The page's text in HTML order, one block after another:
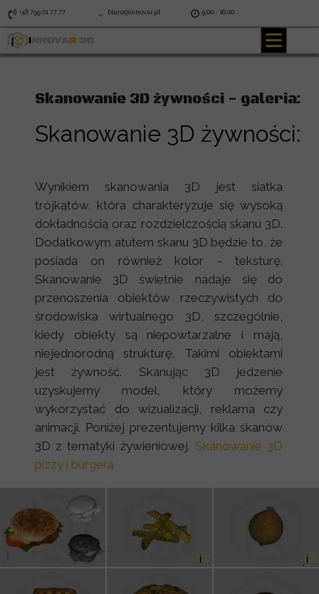
Wynikiem skanowania 3D jest siatka
trójkątów, która charakteryzuje się wysoką
dokładnością oraz rozdzielczością skanu 3D.
Dodatkowym atutem skanu 3D będzie to, że
posiada on również kolor - teksturę.
Skanowanie 3D świetnie nadaje się do
przenoszenia obiektów rzeczywistych do
środowiska wirtualnego 3D, szczególnie,
kiedy obiekty są niepowtarzalne i mają,
niejednorodną strukturę. Takimi obiektami
jest żywność. Skanując 3D jedzenie
uzyskujemy model, który możemy
wykorzystać do wizualizacji, reklama czy
animacji. Poniżej prezentujemy kilka skanów
3D z tematyki żywieniowej. Skanowanie 3D
pizzy i burgera
Skanowanie 3D żywności:
Skanowanie 3D żywności - galeria:
+48 799 01 77 77 biuro@innovar.pl 9:00 - 16:00